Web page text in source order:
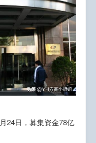
24日，募集资金78亿